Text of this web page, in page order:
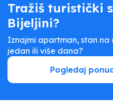
Tražiš turistički
Bijeljini?
Iznajmi apartman, stan na
jedan ili više dana?
Pogledaj